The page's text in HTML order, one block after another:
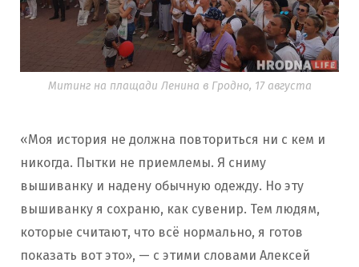
Митинг на плащади Ленина в Гродно, 17 августа
«Моя история не должна повториться ни с кем и
никогда. Пытки не приемлемы. Я сниму
вышиванку и надену обычную одежду. Но эту
вышиванку я сохраню, как сувенир. Тем людям,
которые считают, что всё нормально, я готов
показать вот это», — с этими словами Алексей